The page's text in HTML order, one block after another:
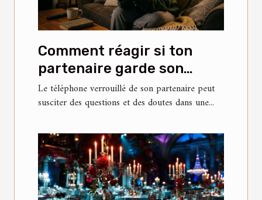
Comment réagir si ton
partenaire garde son
téléphone verrouillé ?
Le téléphone verrouillé de son partenaire peut
susciter des questions et des doutes dans une...